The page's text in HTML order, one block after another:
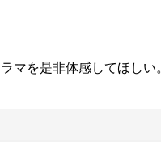
マを是非体感してほしい。